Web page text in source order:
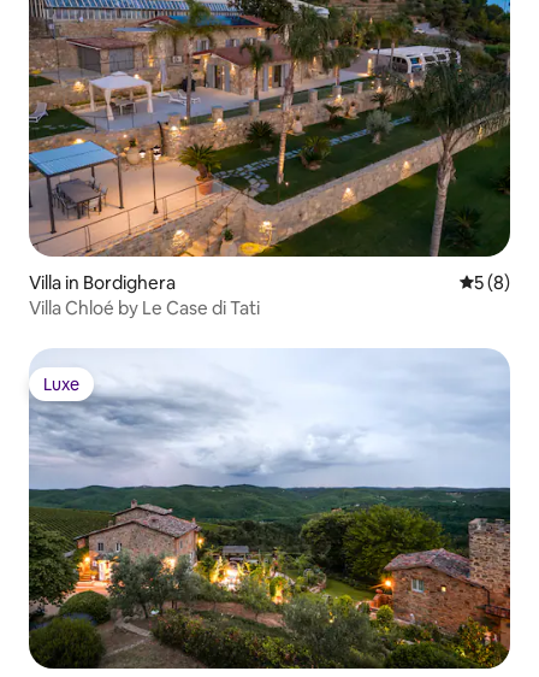
Villa in Bordighera
5 (8)
Villa Chloé by Le Case di Tati
Luxe
Luxe